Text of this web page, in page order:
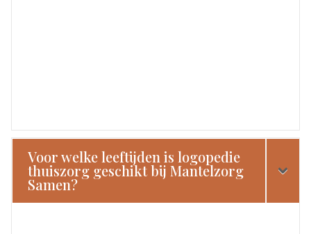
Voor welke leeftijden is logopedie
thuiszorg geschikt bij Mantelzorg
Samen?